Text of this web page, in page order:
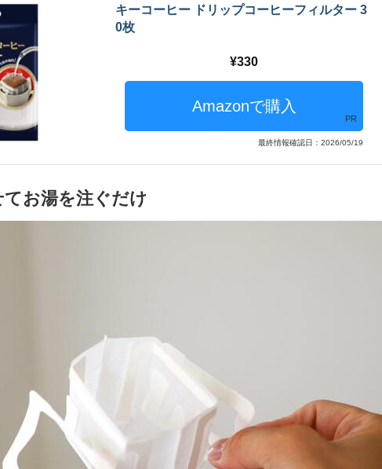
キーコーヒー ドリップコーヒーフィルター 3
0枚
330
PR
最終情報確認日：2026/05/19
お湯を注ぐだけ